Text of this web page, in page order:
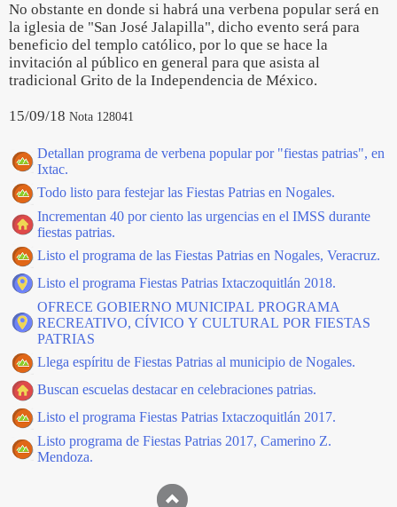
No obstante en donde si habrá una verbena popular será en
la iglesia de "San José Jalapilla", dicho evento será para
beneficio del templo católico, por lo que se hace la
invitación al público en general para que asista al
tradicional Grito de la Independencia de México.
15/09/18 Nota 128041
Detallan programa de verbena popular por "fiestas patrias", en
Ixtac.
Todo listo para festejar las Fiestas Patrias en Nogales.
Incrementan 40 por ciento las urgencias en el IMSS durante
fiestas patrias.
Listo el programa de las Fiestas Patrias en Nogales, Veracruz.
Listo el programa Fiestas Patrias Ixtaczoquitlán 2018.
OFRECE GOBIERNO MUNICIPAL PROGRAMA
RECREATIVO, CÍVICO Y CULTURAL POR FIESTAS
PATRIAS
Llega espíritu de Fiestas Patrias al municipio de Nogales.
Buscan escuelas destacar en celebraciones patrias.
Listo el programa Fiestas Patrias Ixtaczoquitlán 2017.
Listo programa de Fiestas Patrias 2017, Camerino Z.
Mendoza.